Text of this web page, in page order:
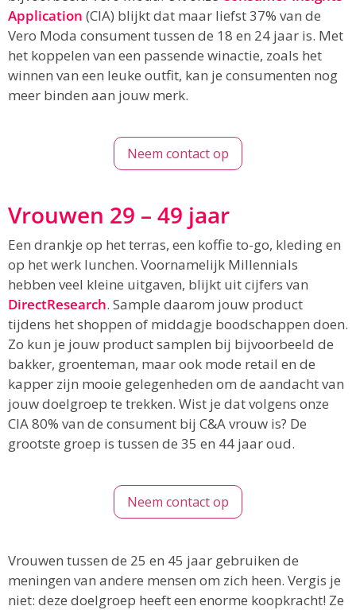
Application (CIA) blijkt dat maar liefst 37% van de
Vero Moda consument tussen de 18 en 24 jaar is. Met
het koppelen van een passende winactie, zoals het
winnen van een leuke outfit, kan je consumenten nog
meer binden aan jouw merk.
Neem contact op
Vrouwen 29 – 49 jaar
Een drankje op het terras, een koffie to-go, kleding en
op het werk lunchen. Voornamelijk Millennials
hebben veel kleine uitgaven, blijkt uit cijfers van
DirectResearch. Sample daarom jouw product
tijdens het shoppen of middagje boodschappen doen.
Zo kun je jouw product samplen bij bijvoorbeeld de
bakker, groenteman, maar ook mode retail en de
kapper zijn mooie gelegenheden om de aandacht van
jouw doelgroep te trekken. Wist je dat volgens onze
CIA 80% van de consument bij C&A vrouw is? De
grootste groep is tussen de 35 en 44 jaar oud.
Neem contact op
Vrouwen tussen de 25 en 45 jaar gebruiken de
meningen van andere mensen om zich heen. Vergis je
niet: deze doelgroep heeft een enorme koopkracht! Ze